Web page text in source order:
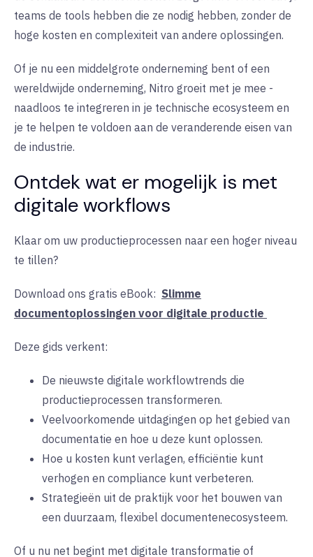
teams de tools hebben die ze nodig hebben, zonder de
hoge kosten en complexiteit van andere oplossingen.
Of je nu een middelgrote onderneming bent of een
wereldwijde onderneming, Nitro groeit met je mee -
naadloos te integreren in je technische ecosysteem en
je te helpen te voldoen aan de veranderende eisen van
de industrie.
Ontdek wat er mogelijk is met
digitale workflows
Klaar om uw productieprocessen naar een hoger niveau
te tillen?
Download ons gratis eBook: Slimme
documentoplossingen voor digitale productie
Deze gids verkent:
De nieuwste digitale workflowtrends die
productieprocessen transformeren.
Veelvoorkomende uitdagingen op het gebied van
documentatie en hoe u deze kunt oplossen.
Hoe u kosten kunt verlagen, efficiëntie kunt
verhogen en compliance kunt verbeteren.
Strategieën uit de praktijk voor het bouwen van
een duurzaam, flexibel documentenecosysteem.
Of u nu net begint met digitale transformatie of